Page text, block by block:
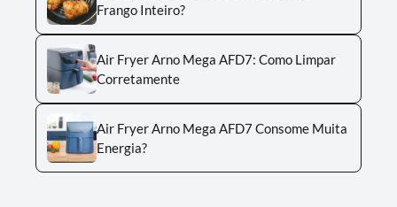
Frango Inteiro?
Air Fryer Arno Mega AFD7: Como Limpar
Corretamente
Air Fryer Arno Mega AFD7 Consome Muita
Energia?